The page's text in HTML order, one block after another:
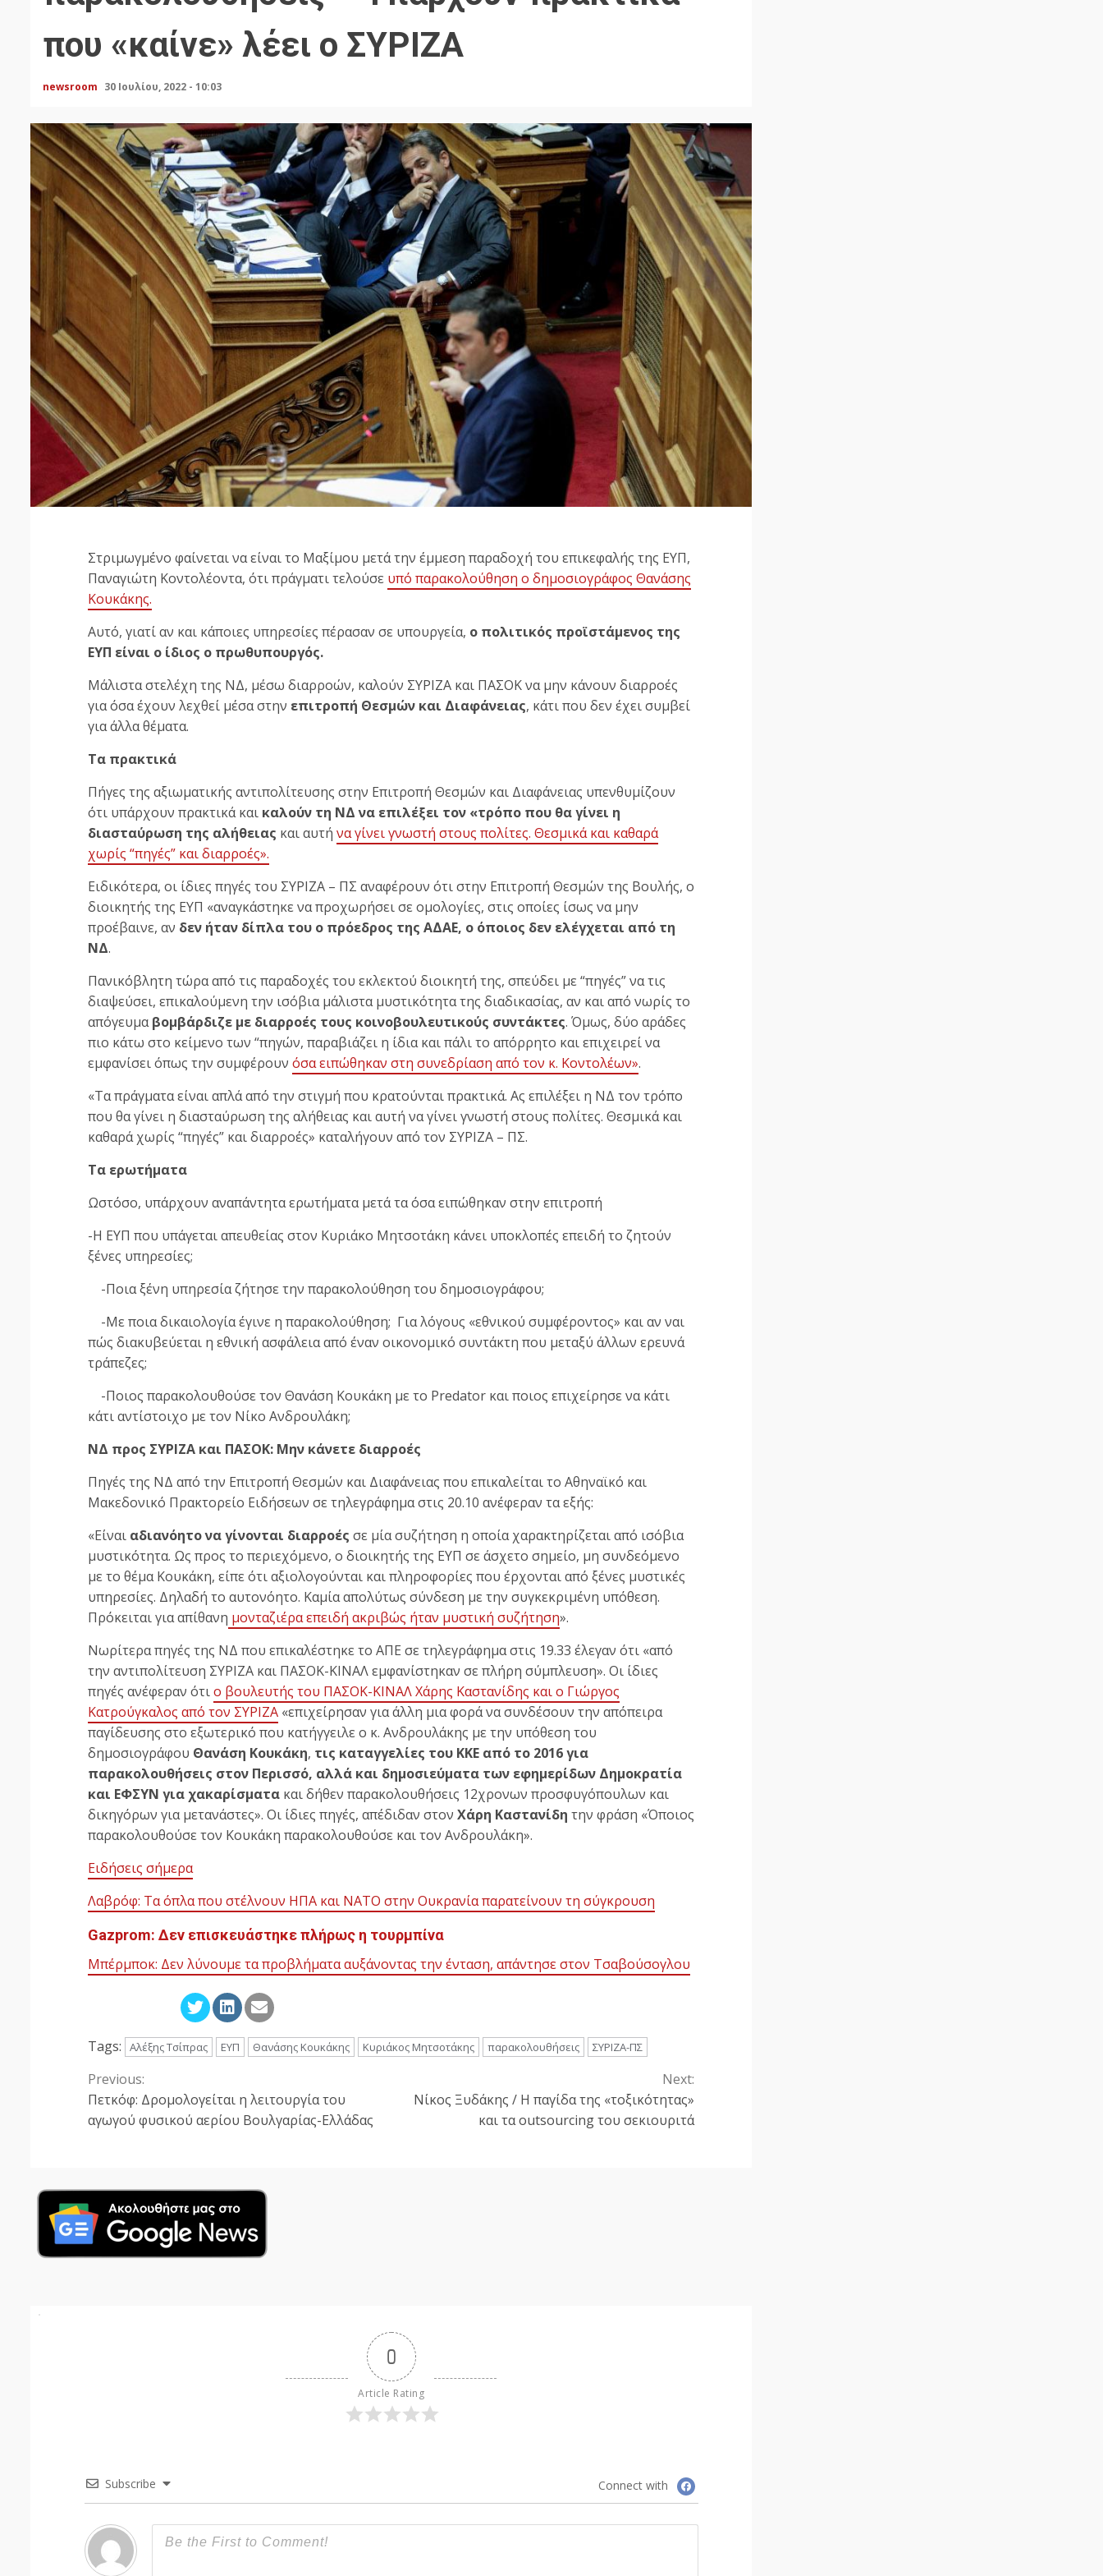
που «καίνε» λέει ο ΣΥΡΙΖΑ
newsroom 30 Ιουλίου, 2022 - 10:03
Στριμωγμένο φαίνεται να είναι το Μαξίμου μετά την έμμεση παραδοχή του επικεφαλής της ΕΥΠ,
Παναγιώτη Κοντολέοντα, ότι πράγματι τελούσε υπό παρακολούθηση ο δημοσιογράφος Θανάσης
Κουκάκης.
Αυτό, γιατί αν και κάποιες υπηρεσίες πέρασαν σε υπουργεία, ο πολιτικός προϊστάμενος της
ΕΥΠ είναι ο ίδιος ο πρωθυπουργός.
Μάλιστα στελέχη της ΝΔ, μέσω διαρροών, καλούν ΣΥΡΙΖΑ και ΠΑΣΟΚ να μην κάνουν διαρροές
για όσα έχουν λεχθεί μέσα στην επιτροπή Θεσμών και Διαφάνειας, κάτι που δεν έχει συμβεί
για άλλα θέματα.
Τα πρακτικά
Πήγες της αξιωματικής αντιπολίτευσης στην Επιτροπή Θεσμών και Διαφάνειας υπενθυμίζουν
ότι υπάρχουν πρακτικά και καλούν τη ΝΔ να επιλέξει τον «τρόπο που θα γίνει η
διασταύρωση της αλήθειας και αυτή να γίνει γνωστή στους πολίτες. Θεσμικά και καθαρά
χωρίς “πηγές” και διαρροές».
Ειδικότερα, οι ίδιες πηγές του ΣΥΡΙΖΑ – ΠΣ αναφέρουν ότι στην Επιτροπή Θεσμών της Βουλής, ο
διοικητής της ΕΥΠ «αναγκάστηκε να προχωρήσει σε ομολογίες, στις οποίες ίσως να μην
προέβαινε, αν δεν ήταν δίπλα του ο πρόεδρος της ΑΔΑΕ, ο όποιος δεν ελέγχεται από τη
ΝΔ.
Πανικόβλητη τώρα από τις παραδοχές του εκλεκτού διοικητή της, σπεύδει με “πηγές” να τις
διαψεύσει, επικαλούμενη την ισόβια μάλιστα μυστικότητα της διαδικασίας, αν και από νωρίς το
απόγευμαβομβάρδιζε με διαρροές τους κοινοβουλευτικούς συντάκτες. Όμως, δύο αράδες
πιο κάτω στο κείμενο των “πηγών, παραβιάζει η ίδια και πάλι το απόρρητο και επιχειρεί να
εμφανίσει όπως την συμφέρουν όσα ειπώθηκαν στη συνεδρίαση από τον κ. Κοντολέων».
«Τα πράγματα είναι απλά από την στιγμή που κρατούνται πρακτικά. Ας επιλέξει η ΝΔ τον τρόπο
που θα γίνει η διασταύρωση της αλήθειας και αυτή να γίνει γνωστή στους πολίτες. Θεσμικά και
καθαρά χωρίς “πηγές” και διαρροές» καταλήγουν από τον ΣΥΡΙΖΑ – ΠΣ.
Τα ερωτήματα
Ωστόσο, υπάρχουν αναπάντητα ερωτήματα μετά τα όσα ειπώθηκαν στην επιτροπή
-Η ΕΥΠ που υπάγεται απευθείας στον Κυριάκο Μητσοτάκη κάνει υποκλοπές επειδή το ζητούν
ξένες υπηρεσίες;
-Ποια ξένη υπηρεσία ζήτησε την παρακολούθηση του δημοσιογράφου;
-Με ποια δικαιολογία έγινε η παρακολούθηση; Για λόγους «εθνικού συμφέροντος» και αν ναι
πώς διακυβεύεται η εθνική ασφάλεια από έναν οικονομικό συντάκτη που μεταξύ άλλων ερευνά
τράπεζες;
-Ποιος παρακολουθούσε τον Θανάση Κουκάκη με το Predator και ποιος επιχείρησε να κάτι
κάτι αντίστοιχο με τον Νίκο Ανδρουλάκη;
ΝΔ προς ΣΥΡΙΖΑ και ΠΑΣΟΚ: Μην κάνετε διαρροές
Πηγές της ΝΔ από την Επιτροπή Θεσμών και Διαφάνειας που επικαλείται το Αθηναϊκό και
Μακεδονικό Πρακτορείο Ειδήσεων σε τηλεγράφημα στις 20.10 ανέφεραν τα εξής:
«Είναι αδιανόητο να γίνονται διαρροές σε μία συζήτηση η οποία χαρακτηρίζεται από ισόβια
μυστικότητα. Ως προς το περιεχόμενο, ο διοικητής της ΕΥΠ σε άσχετο σημείο, μη συνδεόμενο
με το θέμα Κουκάκη, είπε ότι αξιολογούνται και πληροφορίες που έρχονται από ξένες μυστικές
υπηρεσίες. Δηλαδή το αυτονόητο. Καμία απολύτως σύνδεση με την συγκεκριμένη υπόθεση.
Πρόκειται για απίθανη μονταζιέρα επειδή ακριβώς ήταν μυστική συζήτηση».
Νωρίτερα πηγές της ΝΔ που επικαλέστηκε το ΑΠΕ σε τηλεγράφημα στις 19.33 έλεγαν ότι «από
την αντιπολίτευση ΣΥΡΙΖΑ και ΠΑΣΟΚ-ΚΙΝΑΛ εμφανίστηκαν σε πλήρη σύμπλευση». Οι ίδιες
πηγές ανέφεραν ότιο βουλευτής του ΠΑΣΟΚ-ΚΙΝΑΛ Χάρης Καστανίδης και ο Γιώργος
Κατρούγκαλος από τον ΣΥΡΙΖΑ «επιχείρησαν για άλλη μια φορά να συνδέσουν την απόπειρα
παγίδευσης στο εξωτερικό που κατήγγειλε ο κ. Ανδρουλάκης με την υπόθεση του
δημοσιογράφου Θανάση Κουκάκη, τις καταγγελίες του ΚΚΕ από το 2016 για
παρακολουθήσεις στον Περισσό, αλλά και δημοσιεύματα των εφημερίδων Δημοκρατία
και ΕΦΣΥΝ για χακαρίσματα και δήθεν παρακολουθήσεις 12χρονων προσφυγόπουλων και
δικηγόρων για μετανάστες». Οι ίδιες πηγές, απέδιδαν στον Χάρη Καστανίδη την φράση «Όποιος
παρακολουθούσε τον Κουκάκη παρακολουθούσε και τον Ανδρουλάκη».
Ειδήσεις σήμερα
Λαβρόφ: Τα όπλα που στέλνουν ΗΠΑ και ΝΑΤΟ στην Ουκρανία παρατείνουν τη σύγκρουση
Gazprom: Δεν επισκευάστηκε πλήρως η τουρμπίνα
Μπέρμποκ: Δεν λύνουμε τα προβλήματα αυξάνοντας την ένταση, απάντησε στον Τσαβούσογλου
Tags: Αλέξης Τσίπρας ΕΥΠ Θανάσης Κουκάκης Κυριάκος Μητσοτάκης παρακολουθήσεις ΣΥΡΙΖΑ-ΠΣ
Continue
Reading
Previous:
Πετκόφ: Δρομολογείται η λειτουργία του
αγωγού φυσικού αερίου Βουλγαρίας-Ελλάδας
Next:
Νίκος Ξυδάκης / Η παγίδα της «τοξικότητας»
και τα outsourcing του σεκιουριτά
0
Article Rating
Subscribe Connect with